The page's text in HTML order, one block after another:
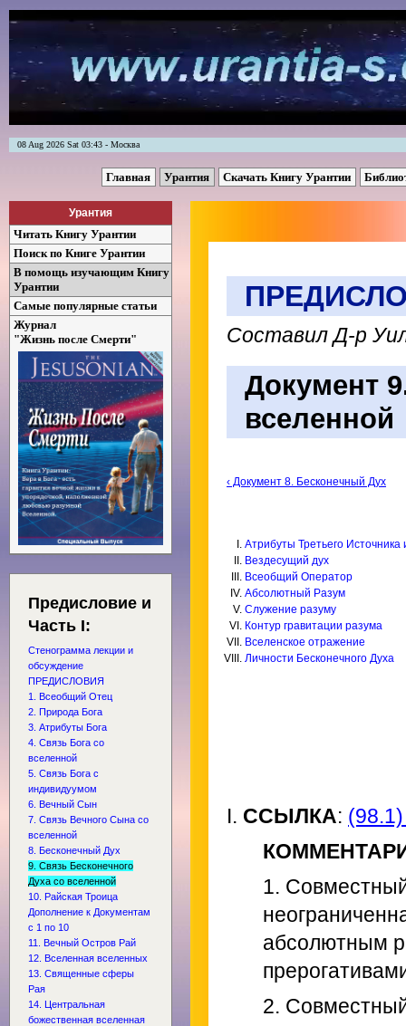
08 Aug 2026 Sat 03:43 - Москва
Главная Урантия Скачать Книгу Урантии
Урантия
Читать Книгу Урантии
Поиск по Книге Урантии
В помощь изучающим Книгу
Урантии
Самые популярные статьи
Журнал
"Жизнь после Смерти"
Предисловие и
Часть I:
Стенограмма лекции и
обсуждение
ПРЕДИСЛОВИЯ
1. Всеобщий Отец
2. Природа Бога
3. Атрибуты Бога
4. Связь Бога со
вселенной
5. Связь Бога с
индивидуумом
6. Вечный Сын
7. Связь Вечного Сына со
вселенной
8. Бесконечный Дух
9. Связь Бесконечного
Духа со вселенной
10. Райская Троица
Дополнение к Документам
с 1 по 10
11. Вечный Остров Рай
12. Вселенная вселенных
13. Священные сферы
Рая
14. Центральная
божественная вселенная
Составил Д-р
Документ
вселенной
‹ Документ 8. Бесконечный Дух
Атрибуты Третьего Источника
Вездесущий дух
Всеобщий Оператор
Абсолютный Разум
Служение разуму
Контур гравитации разума
Вселенское отражение
Личности Бесконечного Духа
I. ССЫЛКА:
1.
абсолютным
2.